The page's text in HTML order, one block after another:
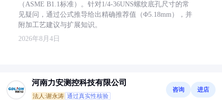
（ASME B1.1标准）。针对1/4-36UNS螺纹底孔尺寸的常
见疑问，通过公式推导给出精确推荐值（Φ5.18mm），并
附加工艺建议与扩展知识。
2026年8月4日
河南力安测控科技有限公司
法人:谢永涛 通过真实性核验
咨询 进店